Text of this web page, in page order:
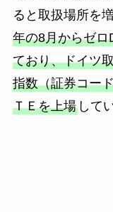
ると取扱場所を
年の8月からゼ
ており、ドイツ
指数（証券コー
ＴＥを上場して